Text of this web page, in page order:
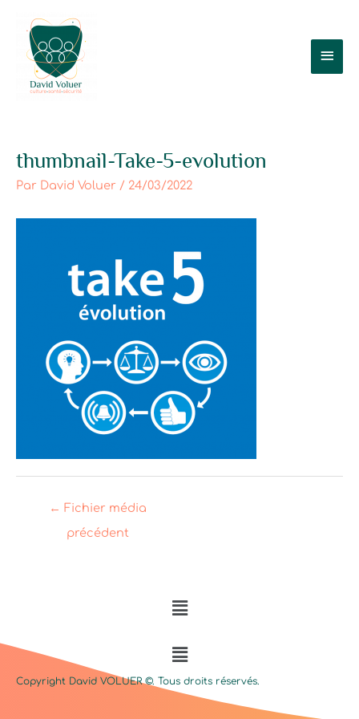
contenu
thumbnail-Take-5-evolution
Par David Voluer / 24/03/2022
navigation
← Fichier média
précédent
Menu
Menu
Copyright David VOLUER©. Tous droits réservés.